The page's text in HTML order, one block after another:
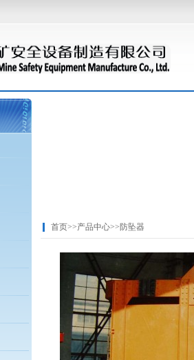
首页>>产品中心>> 防坠器